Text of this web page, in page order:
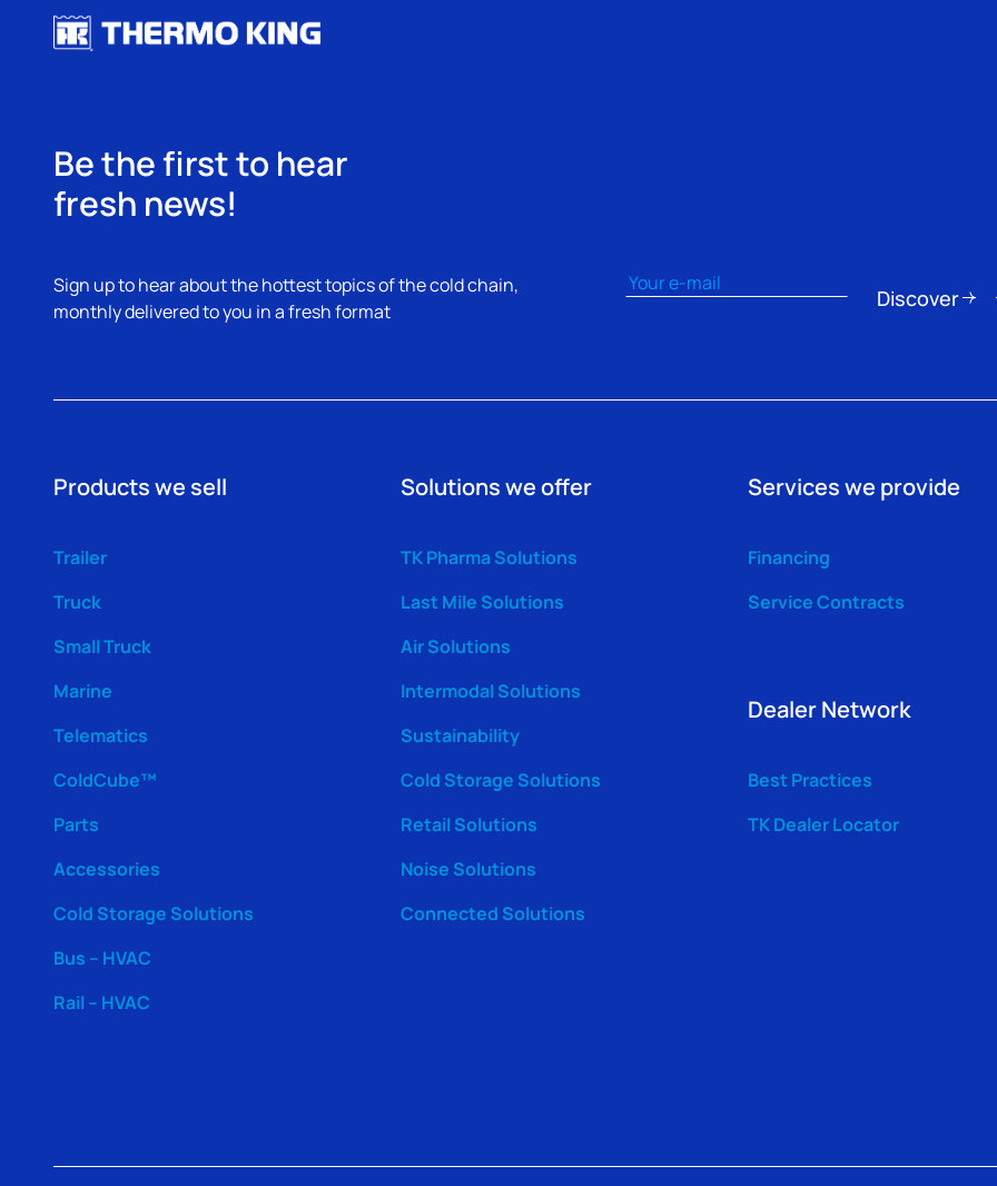
Be the first to hear
fresh news!
Sign up to hear about the hottest topics of the cold chain,
monthly delivered to you in a fresh format
Email(Nécessaire)
Discover
Products we sell
Trailer
Truck
Small Truck
Marine
Telematics
ColdCube™
Parts
Accessories
Cold Storage Solutions
Bus – HVAC
Rail – HVAC
Solutions we offer
TK Pharma Solutions
Last Mile Solutions
Air Solutions
Intermodal Solutions
Sustainability
Cold Storage Solutions
Retail Solutions
Noise Solutions
Connected Solutions
Services we provide
Financing
Service Contracts
Dealer Network
Best Practices
TK Dealer Locator